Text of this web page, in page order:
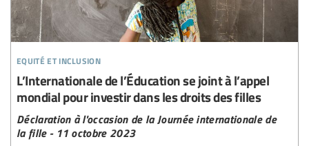
equité et inclusion
L’Internationale de l’Éducation se joint à l’appel
mondial pour investir dans les droits des filles
Déclaration à l'occasion de la Journée internationale de
la fille - 11 octobre 2023